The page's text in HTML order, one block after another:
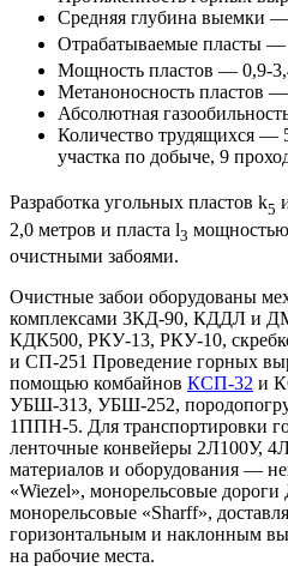
Средняя глубина выемки
Отрабатываемые пласты —
Мощность пластов — 0,9-
Метаноносность пластов
Абсолютная
Количество трудящихся —
участка по добыче, 9
Разработка угольных пластов k5
2,0 метров и пласта l3
очистными забоями.
Очистные забои оборудованы
комплексами 3КД-90, КДДЛ и
КДК500, РКУ-13, РКУ-10,
и СП-251 Проведение горных
помощью комбайнов КСП-32 и
УБШ-313, УБШ-252,
1ППН-5. Для транспортировки
ленточные конвейеры 2Л100У,
материалов и оборудования —
«Wiezel», монорельсовые
монорельсовые «Sharff»,
горизонтальным и наклонным
на рабочие места.